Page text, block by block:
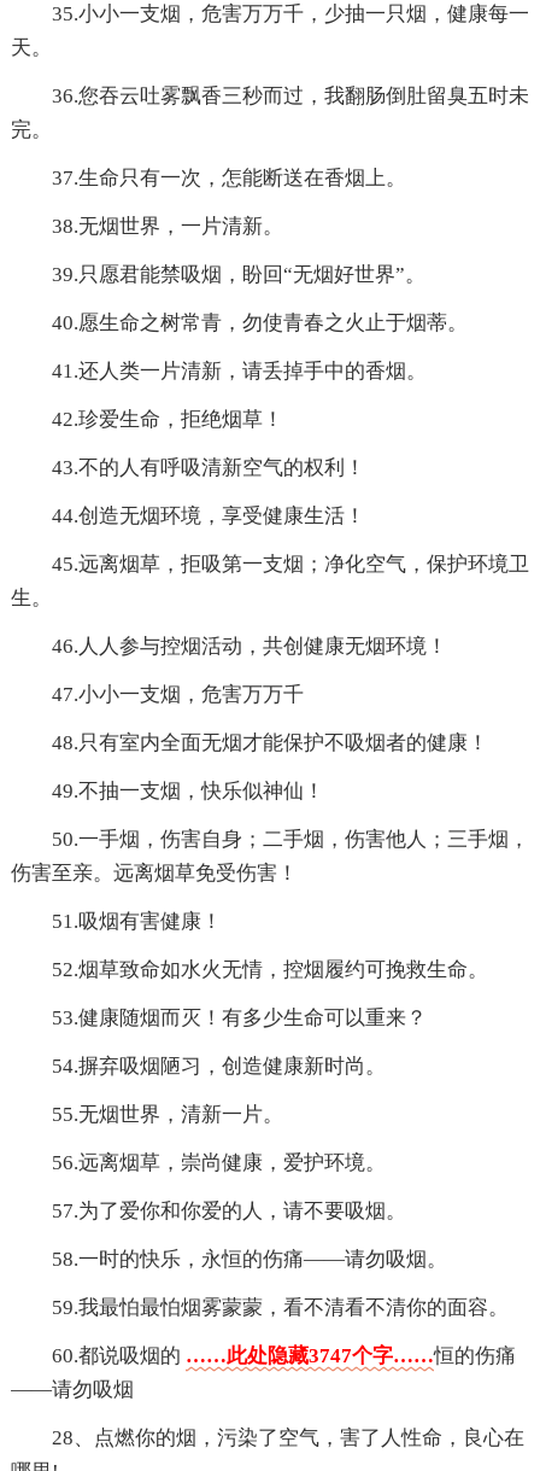
35.小小一支烟，危害万万千，少抽一只烟，健康每一
天。
36.您吞云吐雾飘香三秒而过，我翻肠倒肚留臭五时未
完。
37.生命只有一次，怎能断送在香烟上。
38.无烟世界，一片清新。
39.只愿君能禁吸烟，盼回“无烟好世界”。
40.愿生命之树常青，勿使青春之火止于烟蒂。
41.还人类一片清新，请丢掉手中的香烟。
42.珍爱生命，拒绝烟草！
43.不的人有呼吸清新空气的权利！
44.创造无烟环境，享受健康生活！
45.远离烟草，拒吸第一支烟；净化空气，保护环境卫
生。
46.人人参与控烟活动，共创健康无烟环境！
47.小小一支烟，危害万万千
48.只有室内全面无烟才能保护不吸烟者的健康！
49.不抽一支烟，快乐似神仙！
50.一手烟，伤害自身；二手烟，伤害他人；三手烟，
伤害至亲。远离烟草免受伤害！
51.吸烟有害健康！
52.烟草致命如水火无情，控烟履约可挽救生命。
53.健康随烟而灭！有多少生命可以重来？
54.摒弃吸烟陋习，创造健康新时尚。
55.无烟世界，清新一片。
56.远离烟草，崇尚健康，爱护环境。
57.为了爱你和你爱的人，请不要吸烟。
58.一时的快乐，永恒的伤痛——请勿吸烟。
59.我最怕最怕烟雾蒙蒙，看不清看不清你的面容。
60.都说吸烟的 ……此处隐藏3747个字……恒的伤痛
——请勿吸烟
28、点燃你的烟，污染了空气，害了人性命，良心在